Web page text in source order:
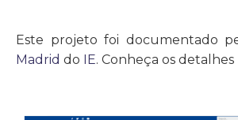
Este projeto foi documentado
Madrid do IE. Conheça os detalhes